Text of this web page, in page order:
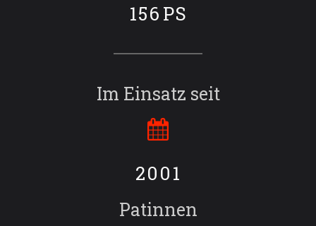
156 PS
Im Einsatz seit
2001
Patinnen